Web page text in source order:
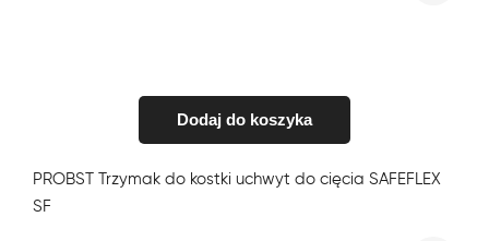
Dodaj do koszyka
PROBST Trzymak do kostki uchwyt do cięcia SAFEFLEX
SF